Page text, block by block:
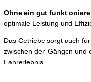
Ohne ein gut
optimale Leistung und
Das Getriebe sorgt auch
zwischen den Gängen und
Fahrerlebnis.